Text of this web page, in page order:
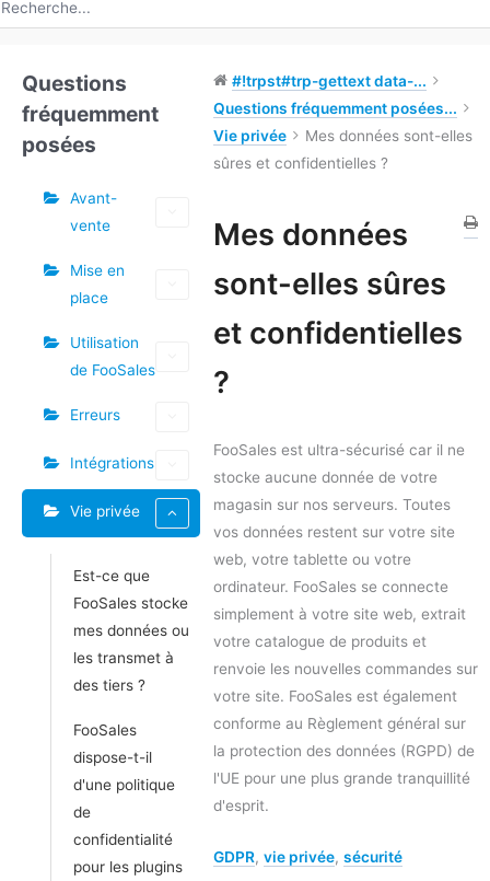
Questions
fréquemment
posées
Avant-
vente
Mise en
place
Utilisation
de FooSales
Erreurs
Intégrations
Vie privée
Est-ce que
FooSales stocke
mes données ou
les transmet à
des tiers ?
FooSales
dispose-t-il
d'une politique
de
confidentialité
pour les plugins
#!trpst#trp-gettext data-...
Questions fréquemment posées...
Vie privée
Mes données sont-elles
sûres et confidentielles ?
Mes données
sont-elles sûres
et confidentielles
?
FooSales est ultra-sécurisé car il ne
stocke aucune donnée de votre
magasin sur nos serveurs. Toutes
vos données restent sur votre site
web, votre tablette ou votre
ordinateur. FooSales se connecte
simplement à votre site web, extrait
votre catalogue de produits et
renvoie les nouvelles commandes sur
votre site. FooSales est également
conforme au Règlement général sur
la protection des données (RGPD) de
l'UE pour une plus grande tranquillité
d'esprit.
Étiquettes
GDPR, vie privée, sécurité
navigation